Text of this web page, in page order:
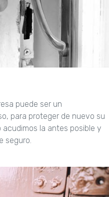
puede ser un
para proteger de nuevo su
la antes posible y
seguro.